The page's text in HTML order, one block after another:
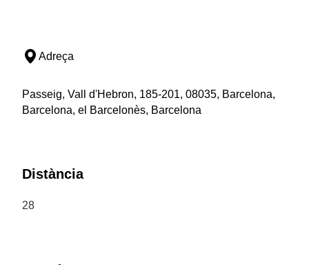
Adreça
Passeig, Vall d'Hebron, 185-201, 08035, Barcelona,
Barcelona, el Barcelonès, Barcelona
Distància
28